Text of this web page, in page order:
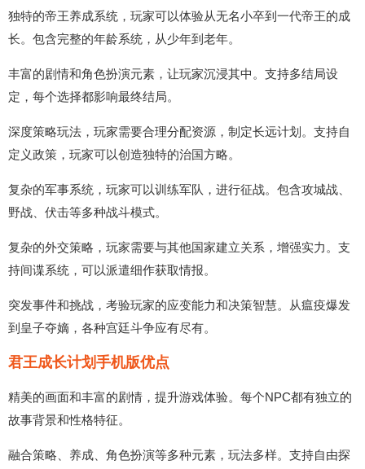
独特的帝王养成系统，玩家可以体验从无名小卒到一代帝王的成
长。包含完整的年龄系统，从少年到老年。
丰富的剧情和角色扮演元素，让玩家沉浸其中。支持多结局设
定，每个选择都影响最终结局。
深度策略玩法，玩家需要合理分配资源，制定长远计划。支持自
定义政策，玩家可以创造独特的治国方略。
复杂的军事系统，玩家可以训练军队，进行征战。包含攻城战、
野战、伏击等多种战斗模式。
复杂的外交策略，玩家需要与其他国家建立关系，增强实力。支
持间谍系统，可以派遣细作获取情报。
突发事件和挑战，考验玩家的应变能力和决策智慧。从瘟疫爆发
到皇子夺嫡，各种宫廷斗争应有尽有。
君王成长计划手机版优点
精美的画面和丰富的剧情，提升游戏体验。每个NPC都有独立的
故事背景和性格特征。
融合策略、养成、角色扮演等多种元素，玩法多样。支持自由探